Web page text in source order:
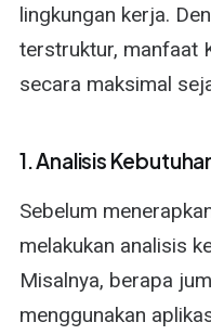
lingkungan kerja.
terstruktur, manfaat
secara maksimal
1. Analisis
Sebelum
melakukan analisis
Misalnya, berapa
menggunakan